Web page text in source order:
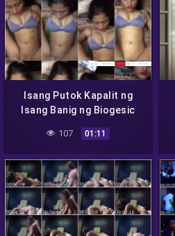
Isang Putok Kapalit ng
Isang Banig ng Biogesic
107 01:11